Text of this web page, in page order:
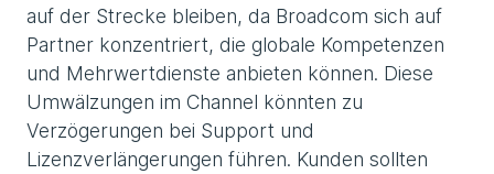
auf der Strecke bleiben, da Broadcom sich auf
Partner konzentriert, die globale Kompetenzen
und Mehrwertdienste anbieten können. Diese
Umwälzungen im Channel könnten zu
Verzögerungen bei Support und
Lizenzverlängerungen führen. Kunden sollten